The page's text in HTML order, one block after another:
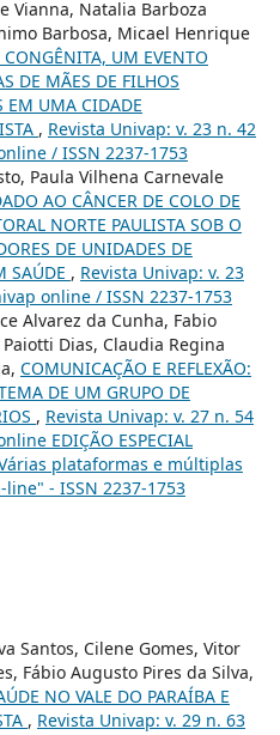
Vianna, Natalia Barboza
Barbosa, Micael Henrique
CONGÊNITA, UM EVENTO
DE MÃES DE FILHOS
EM UMA CIDADE
, Revista Univap: v. 23 n. 42
/ ISSN 2237-1753
Paula Vilhena Carnevale
AO CÂNCER DE COLO DE
NORTE PAULISTA SOB O
DE UNIDADES DE
SAÚDE , Revista Univap: v. 23
online / ISSN 2237-1753
Alvarez da Cunha, Fabio
Dias, Claudia Regina
COMUNICAÇÃO E REFLEXÃO:
DE UM GRUPO DE
, Revista Univap: v. 27 n. 54
EDIÇÃO ESPECIAL
plataformas e múltiplas
- ISSN 2237-1753
Santos, Cilene Gomes, Vitor
Fábio Augusto Pires da Silva,
NO VALE DO PARAÍBA E
, Revista Univap: v. 29 n. 63